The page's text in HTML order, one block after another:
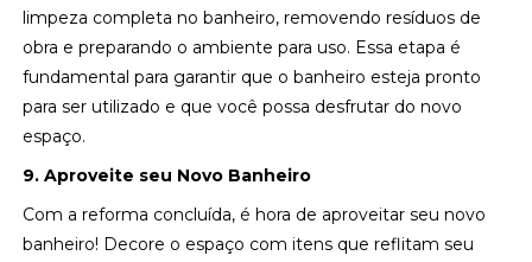
limpeza completa no banheiro, removendo resíduos de
obra e preparando o ambiente para uso. Essa etapa é
fundamental para garantir que o banheiro esteja pronto
para ser utilizado e que você possa desfrutar do novo
espaço.
9. Aproveite seu Novo Banheiro
Com a reforma concluída, é hora de aproveitar seu novo
banheiro! Decore o espaço com itens que reflitam seu